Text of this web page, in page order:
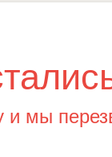
и мы